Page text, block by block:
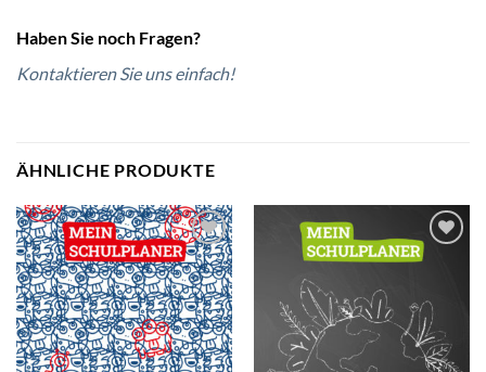
Haben Sie noch Fragen?
Kontaktieren Sie uns einfach!
ÄHNLICHE PRODUKTE
Zur
Wunschliste
hinzufügen
Zur